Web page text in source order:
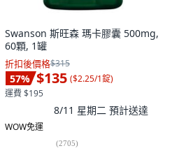
Swanson 斯旺森 瑪卡膠囊 500mg,
60顆, 1罐
折扣後價格$315
57% $135 ($2.25/1錠)
運費 $195
8/11 星期二 預計送達
WOW免運
(2705)